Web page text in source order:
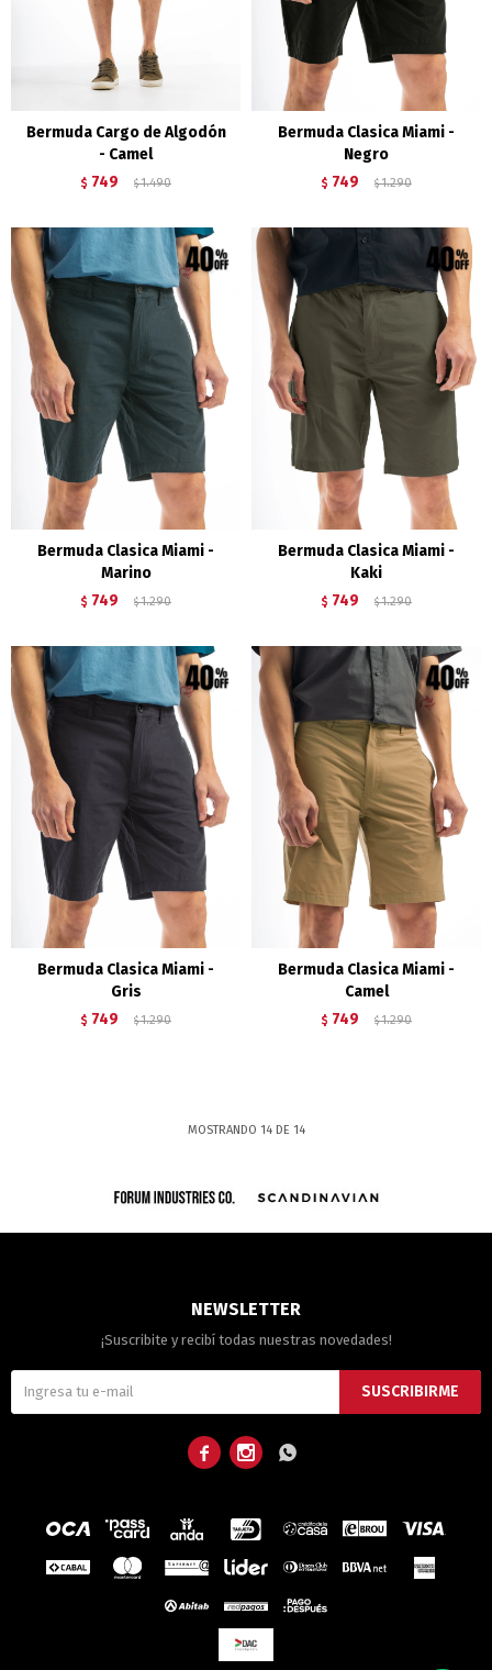
Bermuda Cargo de Algodón
- Camel
$ 749 $ 1.490
Bermuda Clasica Miami -
Negro
$ 749 $ 1.290
Bermuda Clasica Miami -
Marino
$ 749 $ 1.290
Bermuda Clasica Miami -
Kaki
$ 749 $ 1.290
Bermuda Clasica Miami -
Gris
$ 749 $ 1.290
Bermuda Clasica Miami -
Camel
$ 749 $ 1.290
MOSTRANDO 14DE 14
NEWSLETTER
¡Suscribite y recibí todas nuestras novedades!
SUSCRIBIRME
  